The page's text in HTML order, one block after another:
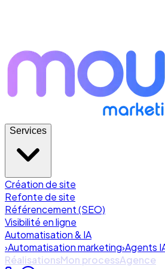
Services
Création de site
Refonte de site
Référencement (SEO)
Visibilité en ligne
Automatisation & IA
›Automatisation marketing›Agents
RéalisationsMon processAgence